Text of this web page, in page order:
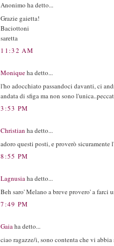
Anonimo ha detto...
Grazie gaietta!
Baciottoni
saretta
11:32 AM
Moniqueha detto...
l'ho adocchiato passandoci davanti, ci
andata di sfiga ma non sono
3:53 PM
Christian ha detto...
adoro questi posti, e proverò sicuramente
8:55 PM
Lagnusiaha detto...
Beh saro' Melano a breve provero' a farci
7:49 PM
Gaiaha detto...
ciao ragazze/i, sono contenta che vi